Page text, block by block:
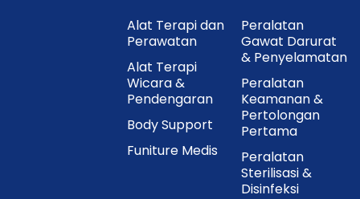
Alat Terapi dan
Perawatan
Alat Terapi
Wicara &
Pendengaran
Body Support
Funiture Medis
Peralatan
Gawat Darurat
& Penyelamatan
Peralatan
Keamanan &
Pertolongan
Pertama
Peralatan
Sterilisasi &
Disinfeksi